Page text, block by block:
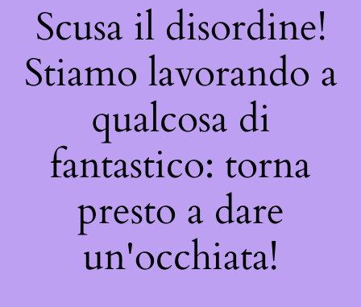
Scusa il disordine!
Stiamo lavorando a
qualcosa di
fantastico: torna
presto a dare
un'occhiata!